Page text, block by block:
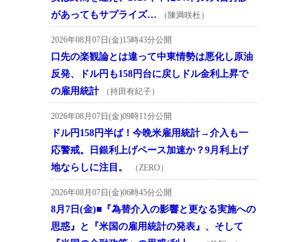
があってもサプライズ…
（陳満咲杜）
2026年08月07日(金)15時43分公開
口先の楽観論とは違って中東情勢は悪化し原油
反発、ドル円も158円台に戻しドル金利上昇で
の雇用統計
（持田有紀子）
2026年08月07日(金)09時11分公開
ドル円158円半ば！今晩米雇用統計→介入も一
応警戒。日銀利上げペース加速か？9月利上げ
地ならしに注目。
（ZERO）
2026年08月07日(金)06時45分公開
8月7日(金)■『為替介入の影響と更なる実施への
思惑』と『米国の雇用統計の発表』、そして